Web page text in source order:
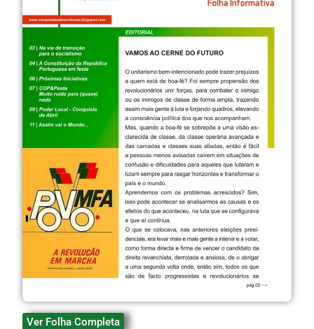
Ver Folha Completa